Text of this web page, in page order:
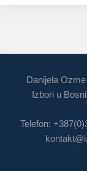
Danijela
Izbori u
Telefon: